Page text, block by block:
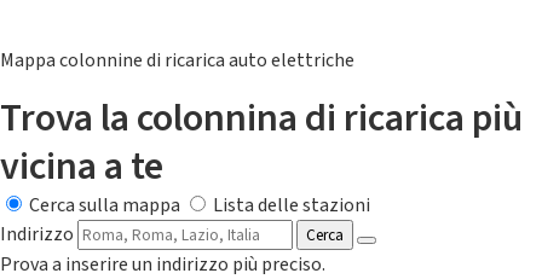
Mappa colonnine di ricarica auto elettriche
Trova la colonnina di ricarica più
vicina a te
Cerca sulla mappa
Lista delle stazioni
Indirizzo
Cerca
Prova a inserire un indirizzo più preciso.